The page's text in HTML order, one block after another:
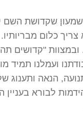
שקדושת השם
צריך כלום
"קדושים
ועמלנו
הנאה ותענוג
לבורא